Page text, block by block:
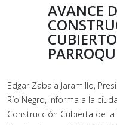
AVANCE
Edgar Zabala Jaramillo,
Río Negro, informa a la
Construcción Cubierta de